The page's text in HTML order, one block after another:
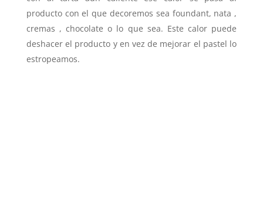
producto con el que decoremos sea foundant, nata ,
cremas , chocolate o lo que sea. Este calor puede
deshacer el producto y en vez de mejorar el pastel lo
estropeamos.